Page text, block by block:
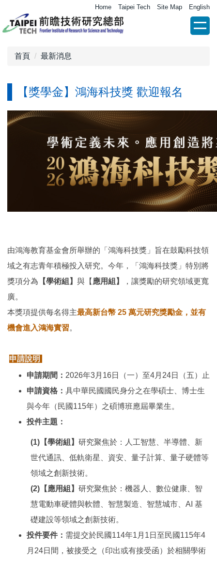
到
主
Home Taipei Tech Site Map English
首頁 最新消息
【獎學金】鴻海科技獎 歡迎報名
由鴻海教育基金會所舉辦的「鴻海科技獎」旨在鼓勵科技領
域之有志青年積極投入研究。今年，「鴻海科技獎」特別將
獎項分為 【學術組】 與【 應用組】
，讓獎勵的研究領域更寬
廣。
本獎項提供每名得主最高新台幣 25 萬元研究獎勵金，並有
機會進入鴻海實習。
申請說明
申請期間： 2026年3月16日（一）至4月24日（五）止
申請資格： 具中華民國國民身分之在學碩士、博士生
與今年（民國115年）之碩博班應屆畢業生。
投件主題：
(1) 【學術組】 研究聚焦於：人工智慧、半導體、新
世代通訊、低軌衛星、資安、量子計算、量子硬體等
領域之創新技術。
(2) 【應用組】 研究聚焦於：機器人、數位健康、智
慧電動車硬體與軟體、智慧製造、智慧城市、AI 基
礎建設等領域之創新技術。
投件要件： 需提交於民國114年1月1日至民國115年4
月24日間，被接受之（印出或有接受函）於相關學術